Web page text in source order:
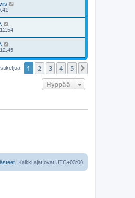
1 2 3 4 5
Hyppää
Kaikki ajat ovat UTC+03:00